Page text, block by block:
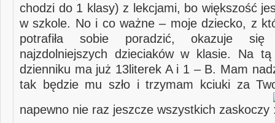
chodzi do 1 klasy) z lekcjami, bo większość
w szkole. No i co ważne – moje dziecko, z
potrafiła sobie poradzić, okazuje
najzdolniejszych dzieciaków w klasie. Na
dzienniku ma już 13literek A i 1 – B. Mam
tak będzie mu szło i trzymam kciuki za
napewno nie raz jeszcze wszystkich zaskoczy